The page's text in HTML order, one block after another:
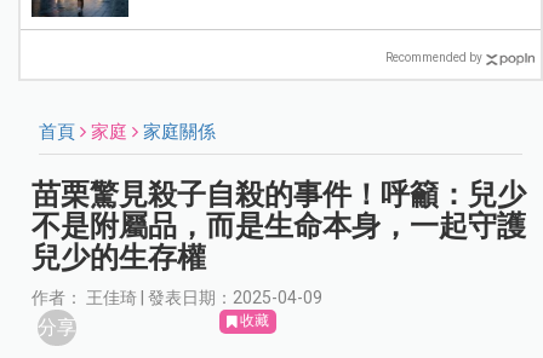
Recommended by
首頁 家庭 家庭關係
苗栗驚見殺子自殺的事件！呼籲：兒少
不是附屬品，而是生命本身，一起守護
兒少的生存權
作者： 王佳琦 | 發表日期：2025-04-09
分享 收藏